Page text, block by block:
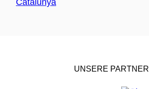
UNSERE PARTNER